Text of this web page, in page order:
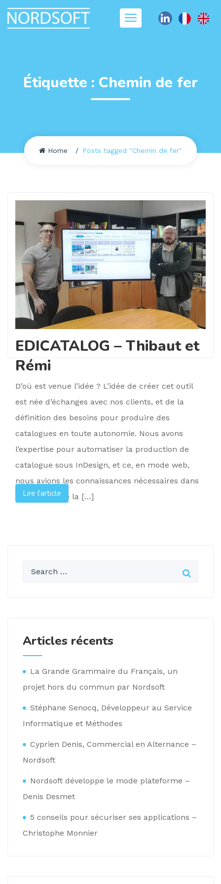
Étiquette : Chemin de fer
Home Posts tagged "Chemin de fer"
EDICATALOG – Thibaut et
Rémi
D’où est venue l’idée ? L’idée de créer cet outil
est née d’échanges avec nos clients, et de la
définition des besoins pour produire des
catalogues en toute autonomie. Nous avons
l’expertise pour automatiser la production de
catalogue sous InDesign, et ce, en mode web,
nous avions les connaissances nécessaires dans
le domaine de la […]
Lire l'article
Articles récents
La Grande Grammaire du Français, un
projet hors du commun par Nordsoft
Stéphane Senocq, Développeur au Service
Informatique et Méthodes
Cyprien Denis, Commercial en Alternance –
Nordsoft
Nordsoft développe le mode plateforme –
Denis Desmet
5 conseils pour sécuriser ses applications –
Christophe Monnier